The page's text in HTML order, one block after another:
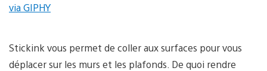
via GIPHY
Stickink vous permet de coller aux surfaces pour vous
déplacer sur les murs et les plafonds. De quoi rendre